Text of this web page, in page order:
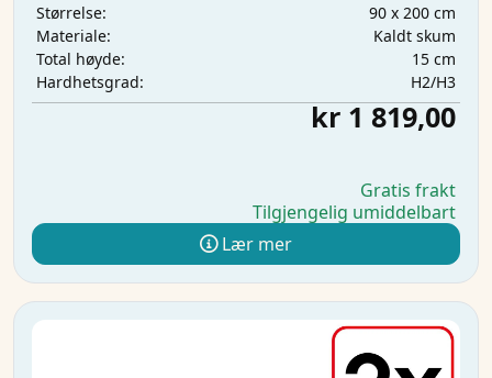
Størrelse:
90 x 200 cm
Materiale:
Kaldt skum
Total høyde:
15 cm
Hardhetsgrad:
H2/H3
kr 1 819,00
Gratis frakt
Tilgjengelig umiddelbart
Lær mer